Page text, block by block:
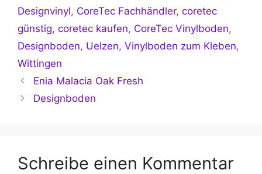
Designvinyl, CoreTec Fachhändler, coretec
günstig, coretec kaufen, CoreTec Vinylboden,
Designboden, Uelzen, Vinylboden zum Kleben,
Wittingen
Enia Malacia Oak Fresh
Designboden
Schreibe einen Kommentar